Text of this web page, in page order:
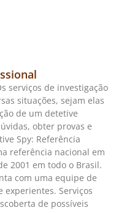
serviços de investigação
situações, sejam elas
de um detetive
obter provas e
Spy: Referência
referência nacional em
2001 em todo o Brasil.
com uma equipe de
Serviços
de possíveis